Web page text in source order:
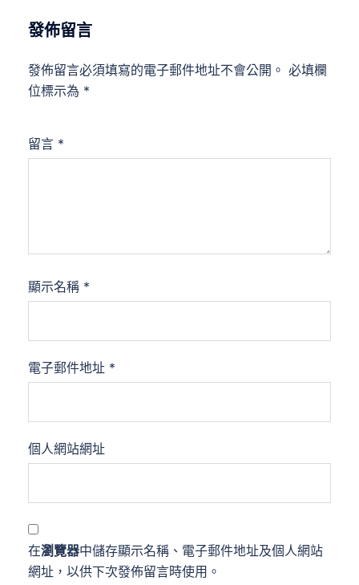
發佈留言
發佈留言必須填寫的電子郵件地址不會公開。 必填欄
位標示為 *
留言 *
顯示名稱 *
電子郵件地址 *
個人網站網址
在瀏覽器中儲存顯示名稱、電子郵件地址及個人網站
網址，以供下次發佈留言時使用。